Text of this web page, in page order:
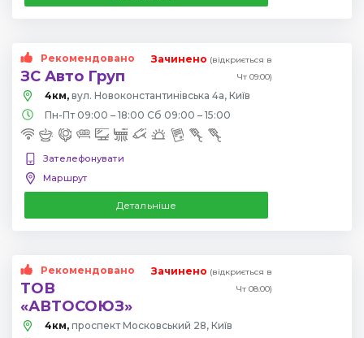
Рекомендовано
ЗС Авто Груп
Зачинено (відкриється в
Чт 09:00)
4км, вул. Новоконстантинівська 4а, Київ
Пн-Пт 09:00 – 18:00 Сб 09:00 – 15:00
Зателефонувати
Маршрут
Детальніше
Рекомендовано
ТОВ
«АВТОСОЮЗ»
Зачинено (відкриється в
Чт 08:00)
4км, проспект Московський 28, Київ